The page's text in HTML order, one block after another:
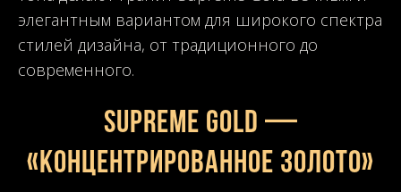
элегантным вариантом для широкого спектра
стилей дизайна, от традиционного до
современного.
SUPREME GOLD —
«Концентрированное золото»